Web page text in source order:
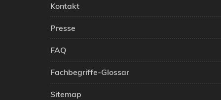
Kontakt
Presse
FAQ
Fachbegriffe-Glossar
Sitemap